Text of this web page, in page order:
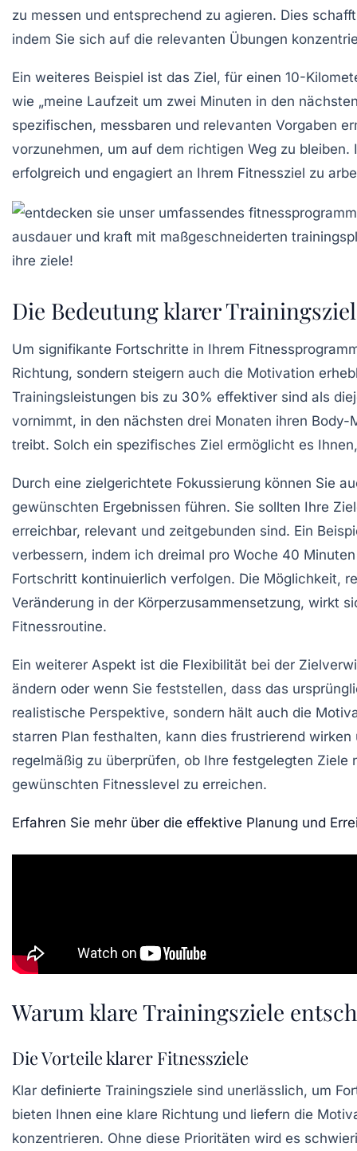
zu messen und entsprechend zu agieren. Dies
indem Sie sich auf die relevanten Übungen
Ein weiteres Beispiel ist das Ziel, für einen 10-
wie „meine Laufzeit um zwei Minuten in den
spezifischen, messbaren und relevanten Vorgaben
vorzunehmen, um auf dem richtigen Weg zu
erfolgreich und engagiert an Ihrem Fitnessziel zu
Die Bedeutung klarer
Um signifikante Fortschritte in Ihrem
Richtung, sondern steigern auch die Motivation
Trainingsleistungen bis zu 30% effektiver sind als
vornimmt, in den nächsten drei Monaten ihren
treibt. Solch ein spezifisches Ziel ermöglicht es
Durch eine zielgerichtete Fokussierung können Sie
gewünschten Ergebnissen führen. Sie sollten Ihre
erreichbar, relevant und zeitgebunden sind. Ein
verbessern, indem ich dreimal pro Woche 40
Fortschritt kontinuierlich verfolgen. Die Möglichkeit,
Veränderung in der Körperzusammensetzung, wirkt
Fitnessroutine.
Ein weiterer Aspekt ist die Flexibilität bei der
ändern oder wenn Sie feststellen, dass das
realistische Perspektive, sondern hält auch die
starren Plan festhalten, kann dies frustrierend
regelmäßig zu überprüfen, ob Ihre festgelegten
gewünschten Fitnesslevel zu erreichen.
Erfahren Sie mehr über die effektive Planung und
Warum klare Trainingsziele
Die Vorteile klarer Fitnessziele
Klar definierte Trainingsziele sind unerlässlich, um
bieten Ihnen eine klare Richtung und liefern die
konzentrieren. Ohne diese Prioritäten wird es